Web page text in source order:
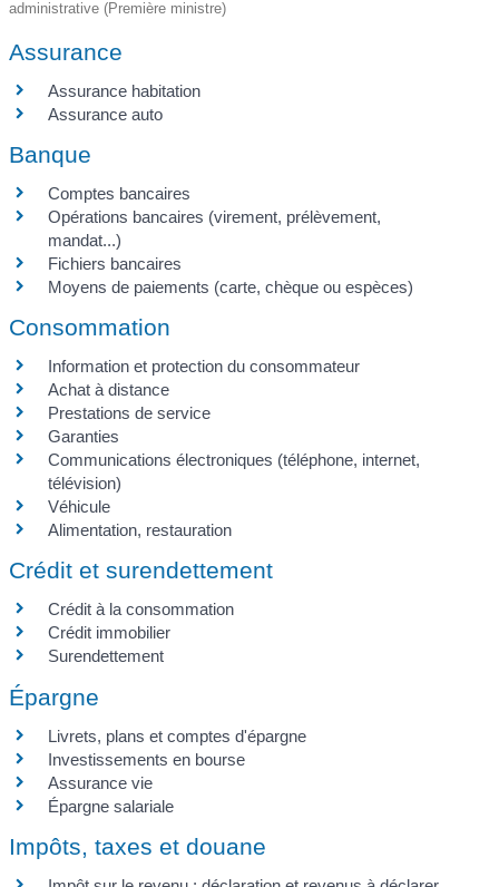
administrative (Première ministre)
Assurance
Assurance habitation
Assurance auto
Banque
Comptes bancaires
Opérations bancaires (virement, prélèvement,
mandat...)
Fichiers bancaires
Moyens de paiements (carte, chèque ou espèces)
Consommation
Information et protection du consommateur
Achat à distance
Prestations de service
Garanties
Communications électroniques (téléphone, internet,
télévision)
Véhicule
Alimentation, restauration
Crédit et surendettement
Crédit à la consommation
Crédit immobilier
Surendettement
Épargne
Livrets, plans et comptes d'épargne
Investissements en bourse
Assurance vie
Épargne salariale
Impôts, taxes et douane